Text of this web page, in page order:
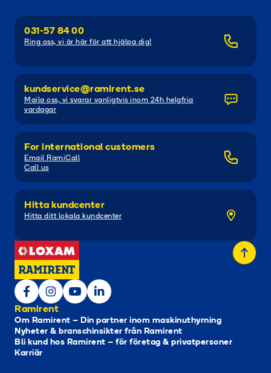
031-57 84 00
Ring oss, vi är här för att hjälpa dig!
kundservice@ramirent.se
Maila oss, vi svarar vanligtvis inom 24h helgfria
vardagar
For international customers
Email RamiCall
Call us
Hitta kundcenter
Hitta ditt lokala kundcenter
Ramirent
Om Ramirent – Din partner inom maskinuthyrning
Nyheter & branschinsikter från Ramirent
Bli kund hos Ramirent – för företag & privatpersoner
Karriär